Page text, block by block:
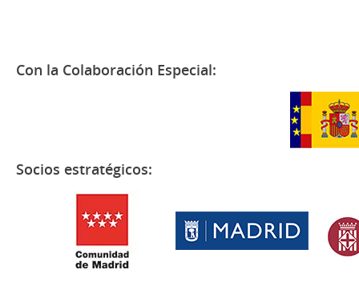
Con la Colaboración Especial:
Socios estratégicos: